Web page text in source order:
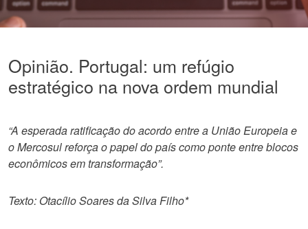
Opinião. Portugal: um refúgio
estratégico na nova ordem mundial
“A esperada ratificação do acordo entre a União Europeia e
o Mercosul reforça o papel do país como ponte entre blocos
econômicos em transformação”.
Texto: Otacílio Soares da Silva Filho*